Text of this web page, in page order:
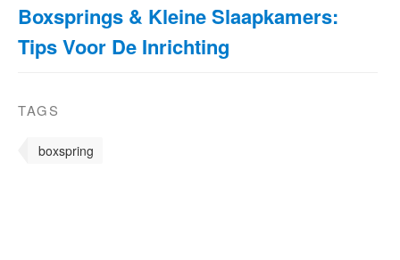
Boxsprings & Kleine Slaapkamers:
Tips Voor De Inrichting
TAGS
boxspring